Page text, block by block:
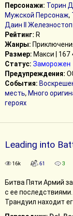
Персонажи: Торин
Мужской Персонаж,
Даин II Железностоп
Рейтинг: R
Жанры:
Размер: Макси | 167
Статус: Заморожен
Предупреждения:
События:
месть, Много
героях
Leading into
16k 61 3
Битва Пяти Армий
с ее последствиями.
Трандуил находит